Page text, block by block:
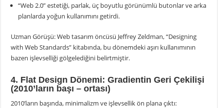
“Web 2.0” estetiği, parlak, üç boyutlu görünümlü butonlar ve arka
planlarda yoğun kullanımını getirdi.
Uzman Görüşü: Web tasarım öncüsü Jeffrey Zeldman, “Designing
with Web Standards” kitabında, bu dönemdeki aşırı kullanımının
bazen işlevselliği gölgelediğini belirtmiştir.
4. Flat Design Dönemi: Gradientin Geri Çekilişi
(2010’ların başı – ortası)
2010’ların başında, minimalizm ve işlevsellik ön plana çıktı: